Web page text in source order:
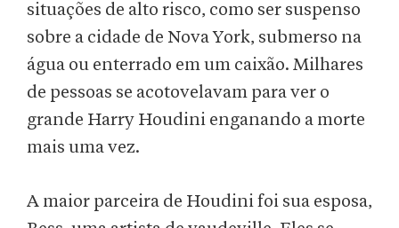
situações de alto risco, como ser suspenso
sobre a cidade de Nova York, submerso na
água ou enterrado em um caixão. Milhares
de pessoas se acotovelavam para ver o
grande Harry Houdini enganando a morte
mais uma vez.
A maior parceira de Houdini foi sua esposa,